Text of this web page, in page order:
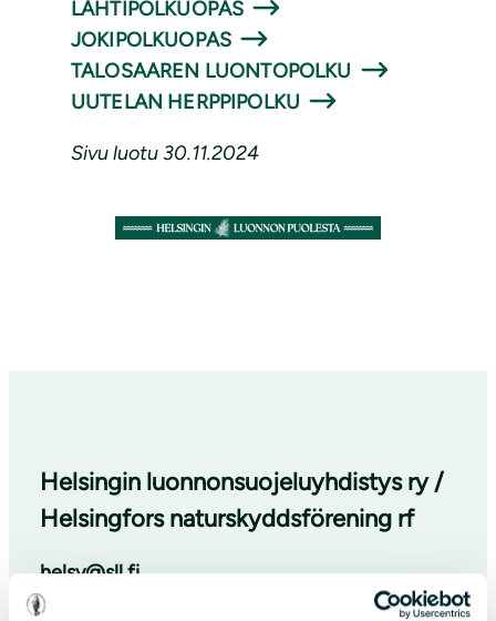
LAHTIPOLKUOPAS
JOKIPOLKUOPAS
TALOSAAREN LUONTOPOLKU
UUTELAN HERPPIPOLKU
Sivuluotu30.11.2024
Helsingin luonnonsuojeluyhdistys ry /
Helsingfors naturskyddsförening rf
helsy@sll.fi